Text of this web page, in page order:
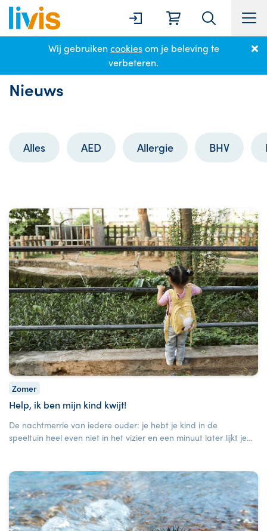
Wij gebruiken cookiesom je beleving te
verbeteren.
Nieuws
Nieuws
Alles AED Allergie BHV
Zomer
Help, ik ben mijn kind kwijt!
De nachtmerrie van iedere ouder: je hebt je kind in de
speeltuin heel even niet in het vizier en een minuut later lijkt je